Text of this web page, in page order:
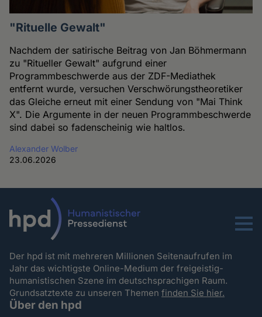
"Rituelle Gewalt"
Nachdem der satirische Beitrag von Jan Böhmermann
zu "Ritueller Gewalt" aufgrund einer
Programmbeschwerde aus der ZDF-Mediathek
entfernt wurde, versuchen Verschwörungstheoretiker
das Gleiche erneut mit einer Sendung von "Mai Think
X". Die Argumente in der neuen Programmbeschwerde
sind dabei so fadenscheinig wie haltlos.
Alexander Wolber
23.06.2026
Menu
Der hpd ist mit mehreren Millionen Seitenaufrufen im
Jahr das wichtigste Online-Medium der freigeistig-
humanistischen Szene im deutschsprachigen Raum.
Grundsatztexte zu unseren Themenfinden Sie hier.
Über den hpd